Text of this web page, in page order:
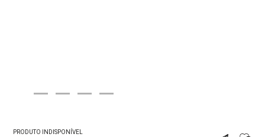
PRODUTO INDISPONÍVEL